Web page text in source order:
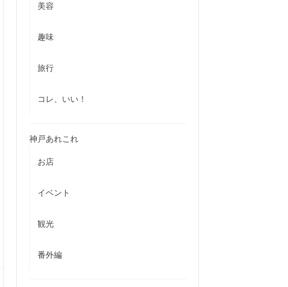
美容
趣味
旅行
コレ、いい！
神戸あれこれ
お店
イベント
観光
番外編